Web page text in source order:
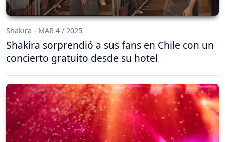
Shakira - MAR 4 / 2025
Shakira sorprendió a sus fans en Chile con un
concierto gratuito desde su hotel